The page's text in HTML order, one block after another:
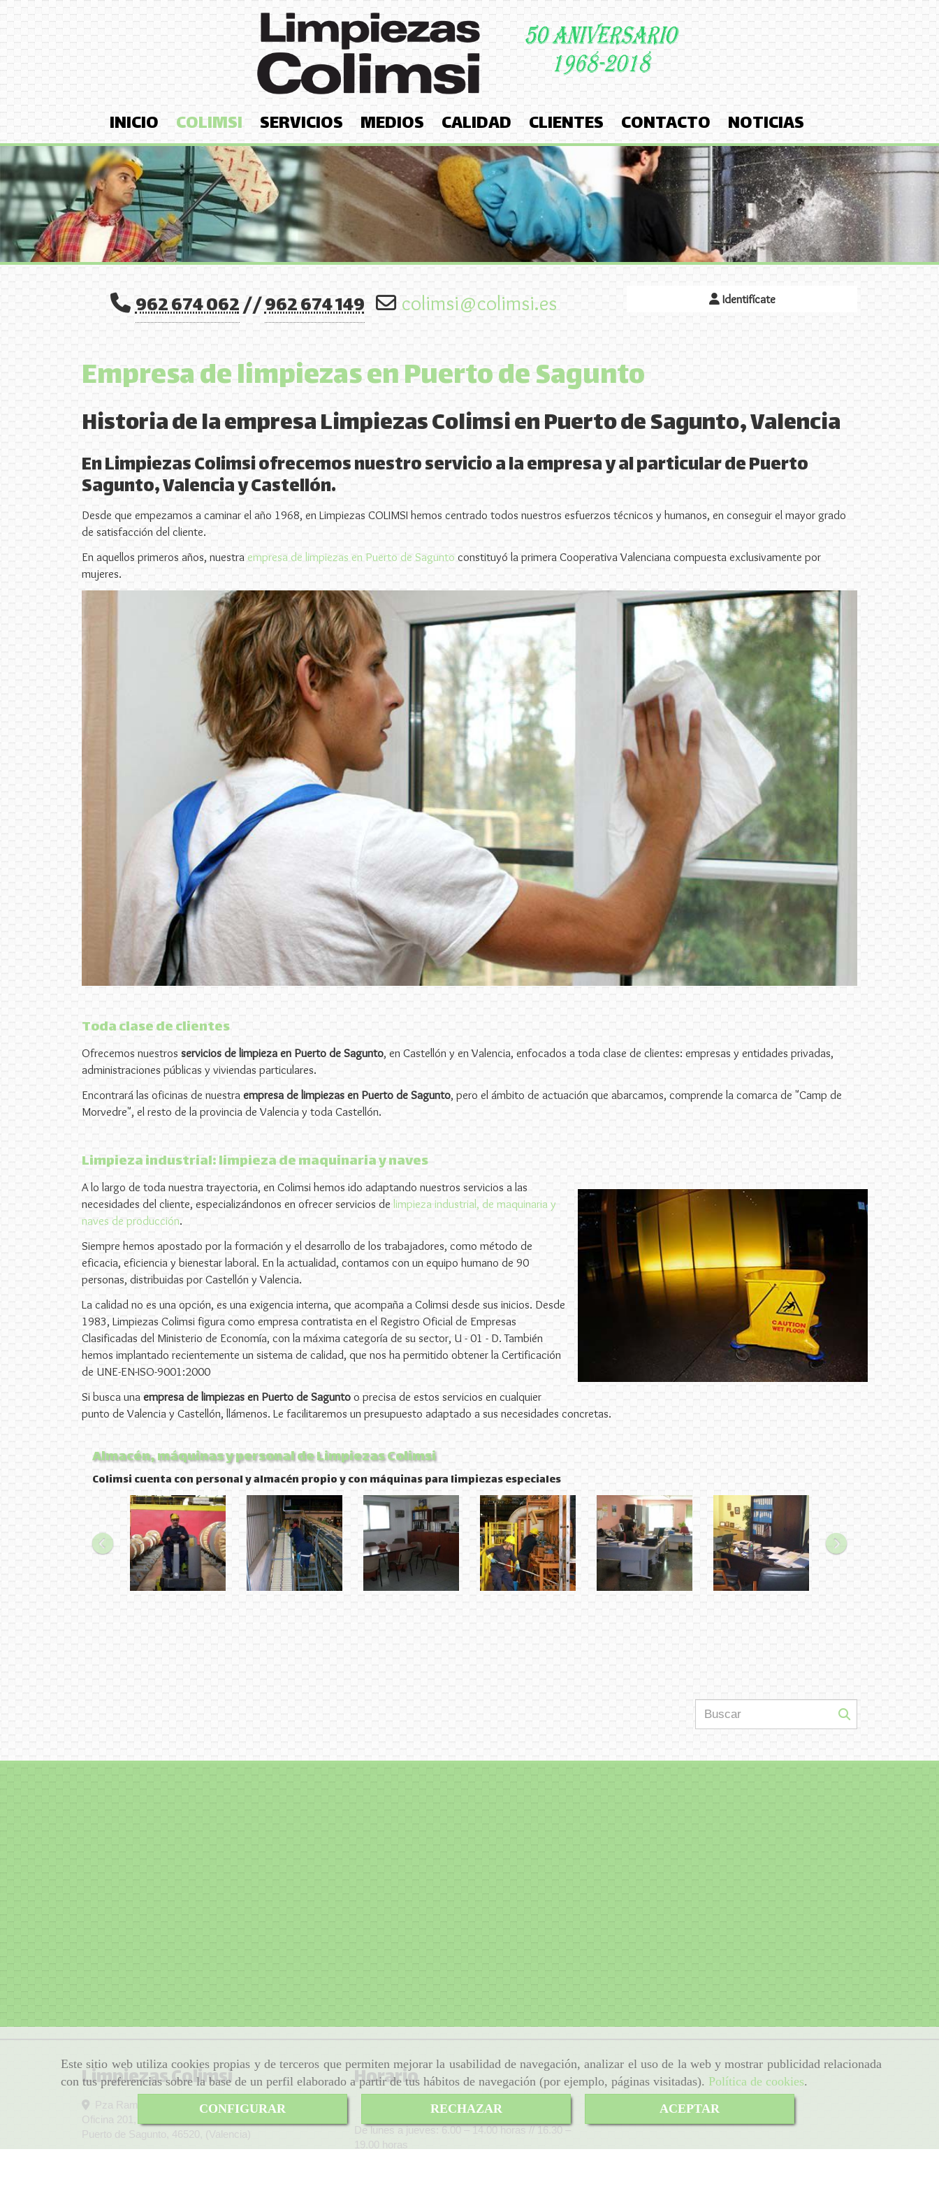
Este sitio web utiliza cookies propias y de terceros que permiten mejorar la usabilidad de navegación, analizar el uso de la web y mostrar publicidad relacionada
con tus preferencias sobre la base de un perfil elaborado a partir de tus hábitos de navegación (por ejemplo, páginas visitadas). Política de cookies.
CONFIGURAR
RECHAZAR ACEPTAR
INICIO COLIMSI SERVICIOS MEDIOS CALIDAD CLIENTES CONTACTO NOTICIAS
962 674 062//962 674 149 colimsi colimsi.es Identifícate
Empresa de limpiezas en Puerto de Sagunto
Historia de la empresa Limpiezas Colimsi en Puerto de Sagunto, Valencia
En Limpiezas Colimsi ofrecemos nuestro servicio a la empresa y al particular de Puerto
Sagunto, Valencia y Castellón.
Desde que empezamos a caminar el año 1968, en Limpiezas COLIMSI hemos centrado todos nuestros esfuerzos técnicos y humanos, en conseguir el mayor grado
de satisfacción del cliente.
En aquellos primeros años, nuestra empresa de limpiezas en Puerto de Sagunto constituyó la primera Cooperativa Valenciana compuesta exclusivamente por
mujeres.
Toda clase de clientes
Ofrecemos nuestros servicios de limpieza en Puerto de Sagunto, en Castellón y en Valencia, enfocados a toda clase de clientes: empresas y entidades privadas,
administraciones públicas y viviendas particulares.
Encontrará las oficinas de nuestra empresa de limpiezas en Puerto de Sagunto, pero el ámbito de actuación que abarcamos, comprende la comarca de "Camp de
Morvedre", el resto de la provincia de Valencia y toda Castellón.
Limpieza industrial: limpieza de maquinaria y naves
A lo largo de toda nuestra trayectoria, en Colimsi hemos ido adaptando nuestros servicios a las
necesidades del cliente, especializándonos en ofrecer servicios de limpieza industrial, de maquinaria y
naves de producción.
Siempre hemos apostado por la formación y el desarrollo de los trabajadores, como método de
eficacia, eficiencia y bienestar laboral. En la actualidad, contamos con un equipo humano de 90
personas, distribuidas por Castellón y Valencia.
La calidad no es una opción, es una exigencia interna, que acompaña a Colimsi desde sus inicios. Desde
1983, Limpiezas Colimsi figura como empresa contratista en el Registro Oficial de Empresas
Clasificadas del Ministerio de Economía, con la máxima categoría de su sector, U - 01 - D. También
hemos implantado recientemente un sistema de calidad, que nos ha permitido obtener la Certificación
de UNE-EN-ISO-9001:2000
Si busca una empresa de limpiezas en Puerto de Sagunto o precisa de estos servicios en cualquier
punto de Valencia y Castellón, llámenos. Le facilitaremos un presupuesto adaptado a sus necesidades concretas.
Almacén, máquinas y personal de Limpiezas Colimsi
Colimsi cuenta con personal y almacén propio y con máquinas para limpiezas especiales
Anterior
Limpiezas Colimsi
Pza Ramón de la Sota S/N, Galería comercial.
Oficina 201,
Puerto de Sagunto 46520 (Valencia)
Horario
Horario de oficina:
De lunes a jueves: 6.00 – 14.00 horas // 16.30 –
19.00 horas